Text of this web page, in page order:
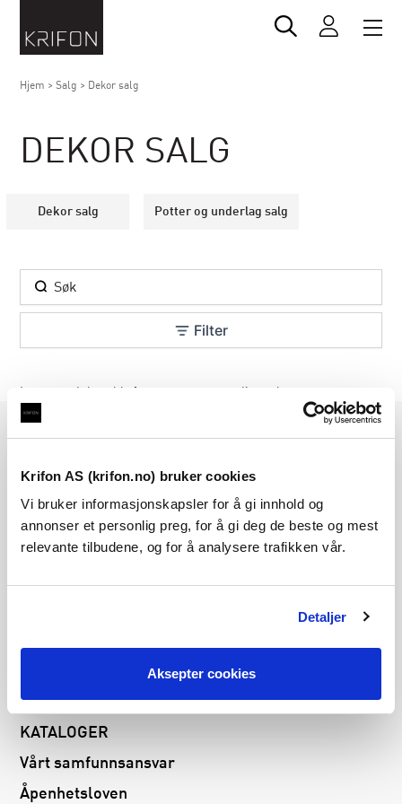
Krifon AS (krifon.no) bruker cookies
Vi bruker informasjonskapsler for å gi innhold og
annonser et personlig preg, for å gi deg de beste og mest
relevante tilbudene, og for å analysere trafikken vår.
Detaljer
Aksepter cookies
Hjem >Salg > Dekor salg
DEKOR SALG
Dekor salg Potter og underlag salg
Filter
Ingen produkter ble funnet som passer dine valg.
Krifon AS
Borgeskogen 43A
Norge
KATALOGER
Vårt samfunnsansvar
Åpenhetsloven